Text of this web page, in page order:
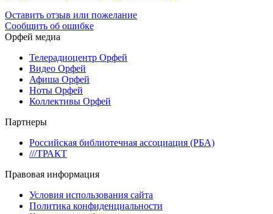
Оставить отзыв или пожелание
Сообщить об ошибке
Орфей медиа
Телерадиоцентр Орфей
Видео Орфей
Афиша Орфей
Ноты Орфей
Коллективы Орфей
Партнеры
Российская библиотечная ассоциация (РБА)
///ТРАКТ
Правовая информация
Условия использования сайта
Политика конфиденциальности